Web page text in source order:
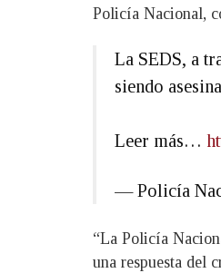
Policía Nacional,
La SEDS, a
siendo
Leer más…
— Policía
“La Policía
una respuesta del